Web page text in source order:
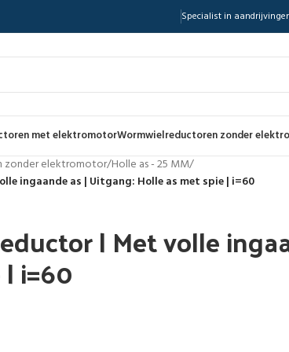
Specialist in
met elektromotorWormwielreductoren zonder
zonder elektromotor/Holle as - 25 MM/
ingaande as | Uitgang: Holle as met spie | i=60
| Met volle
i=60